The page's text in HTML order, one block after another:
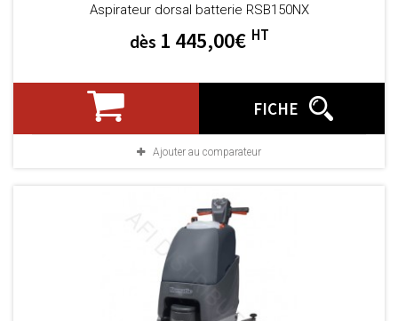
Aspirateur dorsal batterie RSB150NX
dès 1 445,00€ HT
FICHE
Ajouter au comparateur